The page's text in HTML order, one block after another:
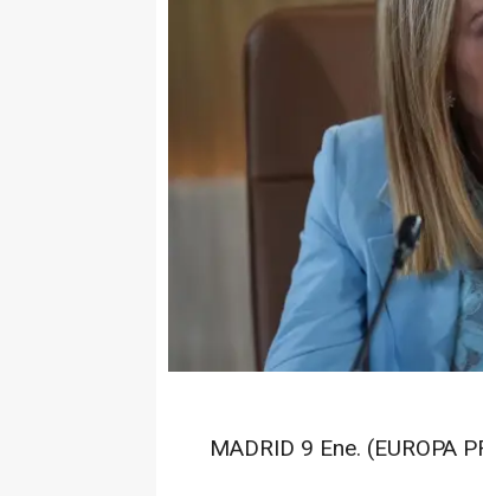
MADRID 9 Ene. (EUROPA